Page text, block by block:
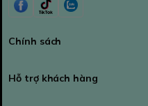
Chính sách
Hỗ trợ khách hàng